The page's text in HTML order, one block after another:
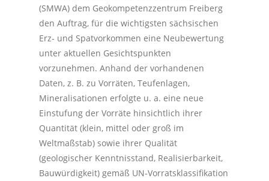
(SMWA) dem Geokompetenzzentrum Freiberg
den Auftrag, für die wichtigsten sächsischen
Erz- und Spatvorkommen eine Neubewertung
unter aktuellen Gesichtspunkten
vorzunehmen. Anhand der vorhandenen
Daten, z. B. zu Vorräten, Teufenlagen,
Mineralisationen erfolgte u. a. eine neue
Einstufung der Vorräte hinsichtlich ihrer
Quantität (klein, mittel oder groß im
Weltmaßstab) sowie ihrer Qualität
(geologischer Kenntnisstand, Realisierbarkeit,
Bauwürdigkeit) gemäß UN-Vorratsklassifikation